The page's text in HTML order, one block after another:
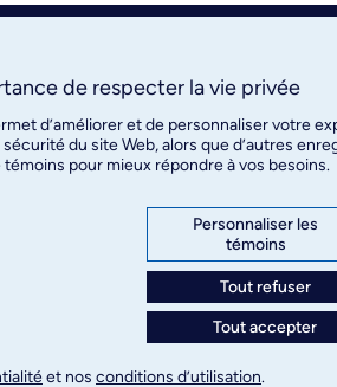
de respecter la vie privée
d’améliorer et de personnaliser votre
du site Web, alors que d’autres
pour mieux répondre à vos besoins.
Personnaliser les
témoins
Tout refuser
Tout accepter
et nos conditions d’utilisation.